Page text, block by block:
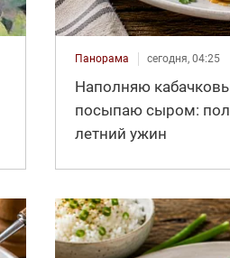
Панорама сегодня, 04:25
Наполняю
посыпаю сыром:
летний ужин